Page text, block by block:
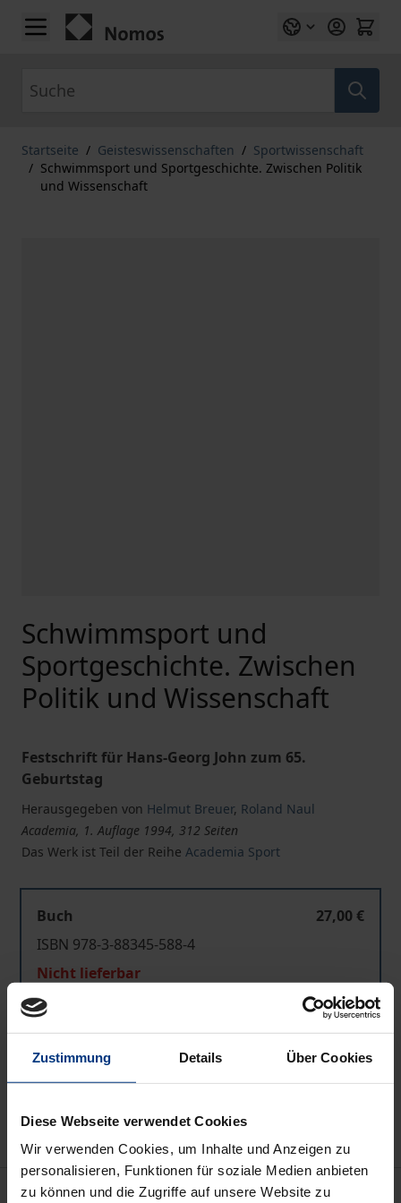
Zustimmung Details Über Cookies
Diese Webseite verwendet Cookies
Wir verwenden Cookies, um Inhalte und Anzeigen zu
personalisieren, Funktionen für soziale Medien anbieten
zu können und die Zugriffe auf unsere Website zu
Zum Inhalt springen
Startseite / Geisteswissenschaften / Sportwissenschaft
/ Schwimmsport und Sportgeschichte. Zwischen Politik
und Wissenschaft
Schwimmsport und
Sportgeschichte. Zwischen
Politik und Wissenschaft
Festschrift für Hans-Georg John zum 65.
Geburtstag
Herausgegeben von Helmut Breuer, Roland Naul
Academia, 1. Auflage 1994, 312 Seiten
Das Werk ist Teil der Reihe Academia Sport
Buch
27,00 €
ISBN 978-3-88345-588-4
Nicht lieferbar
Zur Wunschliste hinzufügen
Beschreibung